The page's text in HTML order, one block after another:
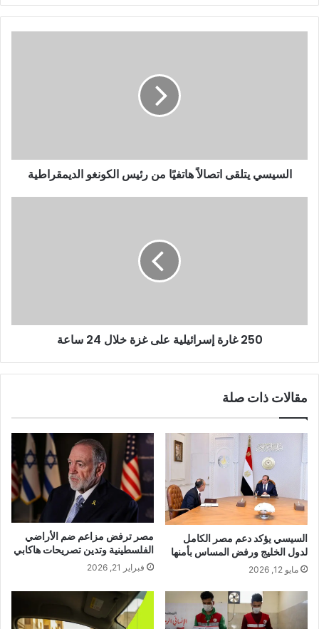
السيسي يتلقى اتصالاً هاتفيًا من رئيس الكونغو الديمقراطية
250 غارة إسرائيلية على غزة خلال 24 ساعة
مقالات ذات صلة
السيسي يؤكد دعم مصر الكامل
لدول الخليج ورفض المساس بأمنها
مايو 12, 2026
مصر ترفض مزاعم ضم الأراضي
الفلسطينية وتدين تصريحات هاكابي
فبراير 21, 2026